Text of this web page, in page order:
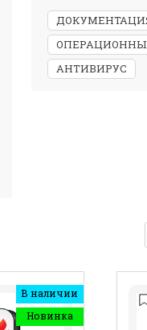
АНТИВИРУС
В наличии
Новинка